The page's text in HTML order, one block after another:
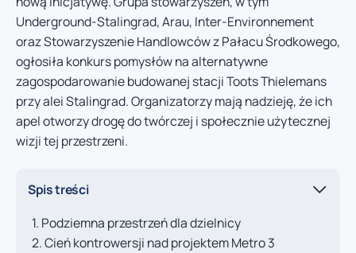
Underground-Stalingrad, Arau, Inter-Environnement
oraz Stowarzyszenie Handlowców z Pałacu Środkowego,
ogłosiła konkurs pomysłów na alternatywne
zagospodarowanie budowanej stacji Toots Thielemans
przy alei Stalingrad. Organizatorzy mają nadzieję, że ich
apel otworzy drogę do twórczej i społecznie użytecznej
wizji tej przestrzeni.
Spis treści
Podziemna przestrzeń dla dzielnicy
Cień kontrowersji nad projektem Metro 3